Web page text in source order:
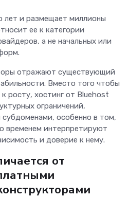
лет и размещает миллионы
ее к категории
а не начальных или
отражают существующий
Вместо того чтобы
росту, хостинг от Bluehost
ограничений,
субдоменами, особенно в том,
временем интерпретируют
и доверие к нему.
от